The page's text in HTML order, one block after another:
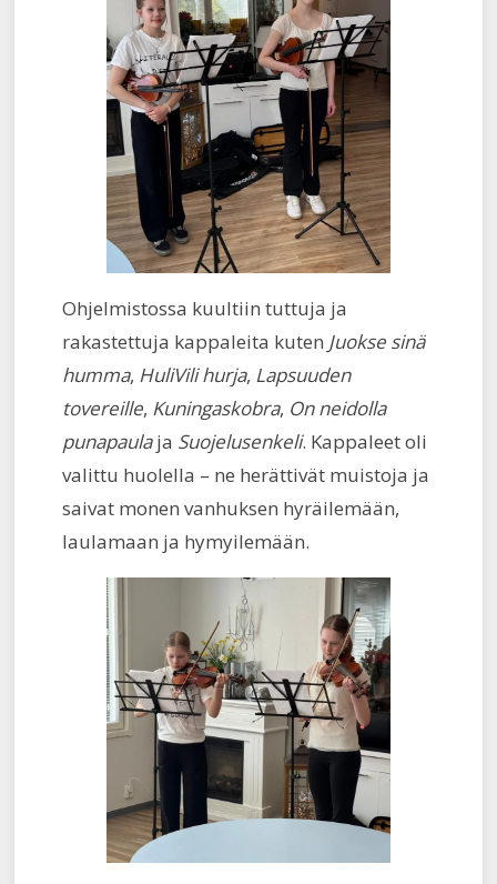
Ohjelmistossa kuultiin tuttuja ja
rakastettuja kappaleita kuten Juokse sinä
humma, HuliVili hurja, Lapsuuden
tovereille, Kuningaskobra, On neidolla
punapaulaja Suojelusenkeli. Kappaleet oli
valittu huolella – ne herättivät muistoja ja
saivat monen vanhuksen hyräilemään,
laulamaan ja hymyilemään.